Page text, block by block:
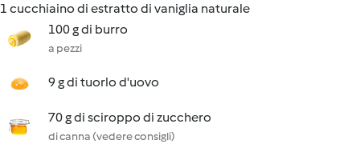
1 cucchiaino di estratto di vaniglia naturale
100 g di burro
a pezzi
9 g di tuorlo d'uovo
70 g di sciroppo di zucchero
di canna (vedere consigli)